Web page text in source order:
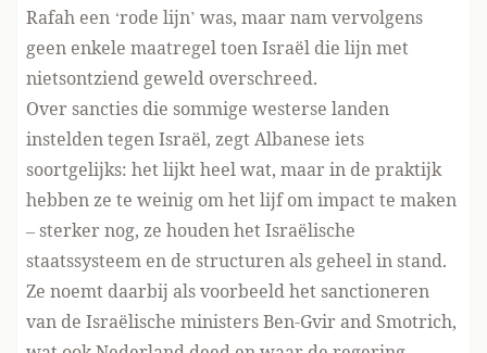
Rafah een ‘rode lijn’ was, maar nam vervolgens
geen enkele maatregeltoen Israël die lijn met
nietsontziend geweld overschreed.
Over sancties die sommige westerse landen
instelden tegen Israël, zegt Albanese iets
soortgelijks: het lijkt heel wat, maar in de praktijk
hebben ze te weinig om het lijf om impact te maken
– sterker nog, ze houden het Israëlische
staatssysteem en de structuren als geheel in stand.
Ze noemt daarbij als voorbeeld het sanctioneren
van de Israëlische ministers Ben-Gvir and Smotrich,